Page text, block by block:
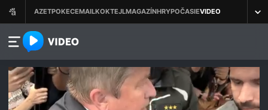
azet.video.sk